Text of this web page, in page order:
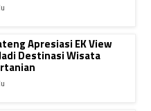
Apresiasi EK View
Destinasi Wisata